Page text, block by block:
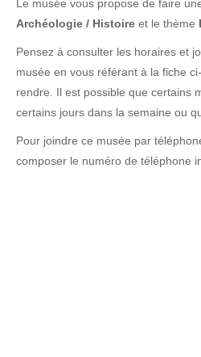
Le musée vous propose de faire
Archéologie / Histoire et le thème
Pensez à consulter les horaires et
musée en vous référant à la fiche
rendre. Il est possible que certains
certains jours dans la semaine ou
Pour joindre ce musée par
composer le numéro de téléphone